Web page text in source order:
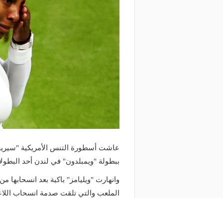
عاشت أسطورة التنس الأمريكية
ببطولة "ويمبلدون" في لندن أحد
وانهارت "ويليامز" باكية بعد
الملعب والتي تلقت صدمة انسحاب